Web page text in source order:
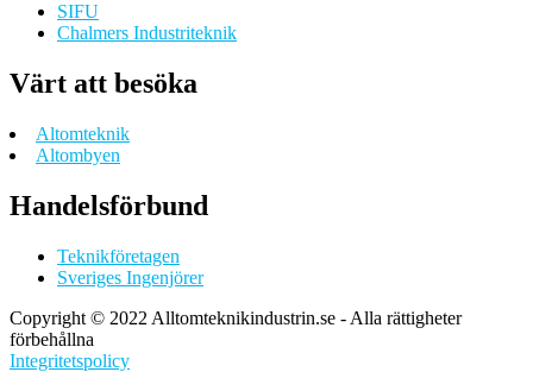
SIFU
Chalmers Industriteknik
Värt att besöka
Altomteknik
Altombyen
Handelsförbund
Teknikföretagen
Sveriges Ingenjörer
Copyright © 2022 Alltomteknikindustrin.se - Alla rättigheter
förbehållna
Integritetspolicy